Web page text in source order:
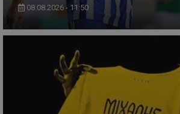
08.08.2026 - 11:50